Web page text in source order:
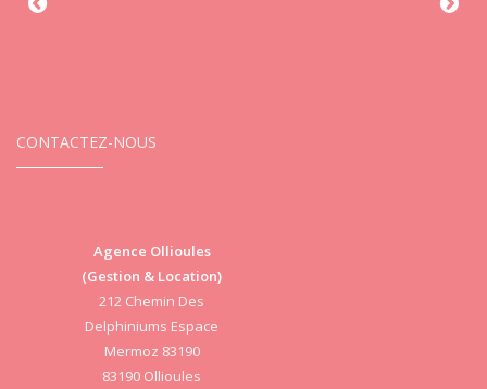
CONTACTEZ-NOUS
Agence Ollioules
(Gestion & Location)
212 Chemin Des
Delphiniums Espace
Mermoz 83190
83190 Ollioules